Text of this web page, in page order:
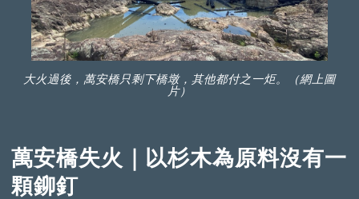
大火過後，萬安橋只剩下橋墩，其他都付之一炬。（網上圖
片）
萬安橋失火｜以杉木為原料沒有一
顆鉚釘